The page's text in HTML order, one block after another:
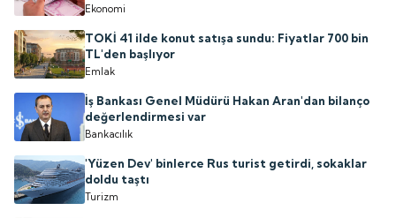
Ekonomi
TOKİ 41 ilde konut satışa sundu: Fiyatlar 700 bin
TL'den başlıyor
Emlak
İş Bankası Genel Müdürü Hakan Aran'dan bilanço
değerlendirmesi var
Bankacılık
'Yüzen Dev' binlerce Rus turist getirdi, sokaklar
doldu taştı
Turizm